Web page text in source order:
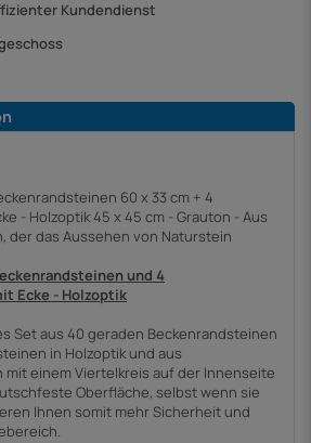
Kundendienst
60 x 33 cm + 4
- Holzoptik 45 x 45 cm - Grauton - Aus
der das Aussehen von Naturstein
und 4
Ecke - Holzoptik
Set aus 40 geraden Beckenrandsteinen
in Holzoptik und aus
einem Viertelkreis auf der Innenseite
Oberfläche, selbst wenn sie
Ihnen somit mehr Sicherheit und